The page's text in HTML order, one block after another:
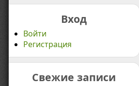
Вход
Войти
Регистрация
Свежие записи